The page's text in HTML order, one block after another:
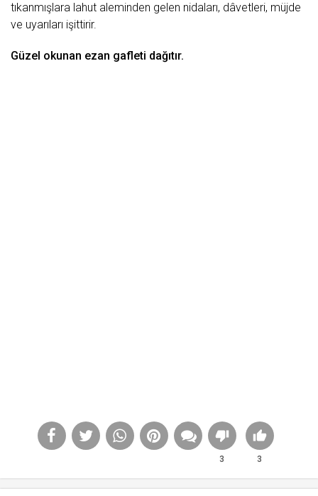
tıkanmışlara lahut aleminden gelen nidaları, dâvetleri, müjde
ve uyarıları işittirir.
Güzel okunan ezan gafleti dağıtır.
3 3